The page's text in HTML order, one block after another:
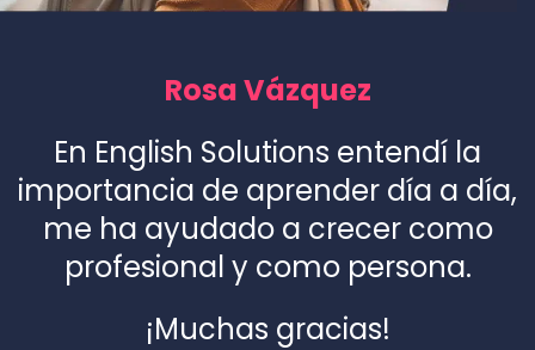
Rosa Vázquez
En English Solutions entendí la
importancia de aprender día a día,
me ha ayudado a crecer como
profesional y como persona.
¡Muchas gracias!